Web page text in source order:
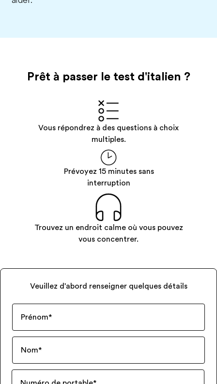
Prêt à passer le test d'italien ?
Vous répondrez à des questions à choix
multiples.
Prévoyez 15 minutes sans
interruption
Trouvez un endroit calme où vous pouvez
vous concentrer.
Veuillez d'abord renseigner quelques détails
Prénom*
Nom*